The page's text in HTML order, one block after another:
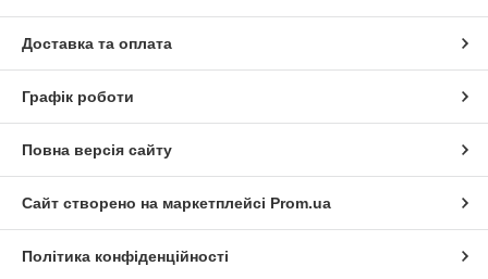
Доставка та оплата
Графік роботи
Повна версія сайту
Сайт створено на маркетплейсі Prom.ua
Політика конфіденційності